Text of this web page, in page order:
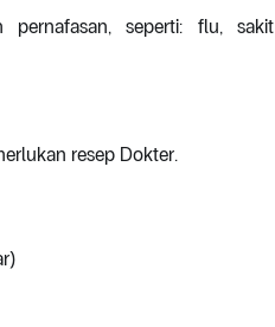
pernafasan, seperti: flu, sakit
resep Dokter.